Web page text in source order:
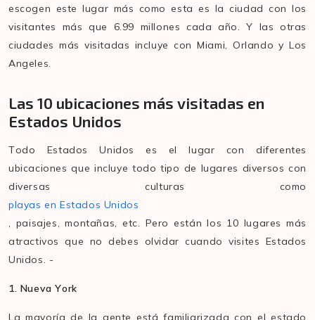
escogen este lugar más como esta es la ciudad con los
visitantes más que 6.99 millones cada año. Y las otras
ciudades más visitadas incluye con Miami, Orlando y Los
Angeles.
Las 10 ubicaciones más visitadas en
Estados Unidos
Todo Estados Unidos es el lugar con diferentes
ubicaciones que incluye todo tipo de lugares diversos con
diversas culturas como
playas en Estados Unidos
, paisajes, montañas, etc. Pero están los 10 lugares más
atractivos que no debes olvidar cuando visites Estados
Unidos. -
1. Nueva York
La mayoría de la gente está familiarizada con el estado